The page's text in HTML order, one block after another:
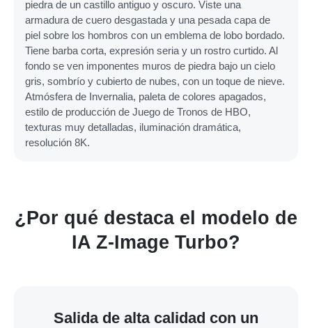
piedra de un castillo antiguo y oscuro. Viste una
armadura de cuero desgastada y una pesada capa de
piel sobre los hombros con un emblema de lobo bordado.
Tiene barba corta, expresión seria y un rostro curtido. Al
fondo se ven imponentes muros de piedra bajo un cielo
gris, sombrío y cubierto de nubes, con un toque de nieve.
Atmósfera de Invernalia, paleta de colores apagados,
estilo de producción de Juego de Tronos de HBO,
texturas muy detalladas, iluminación dramática,
resolución 8K.
¿Por qué destaca el modelo de
IA Z-Image Turbo?
Salida de alta calidad con un